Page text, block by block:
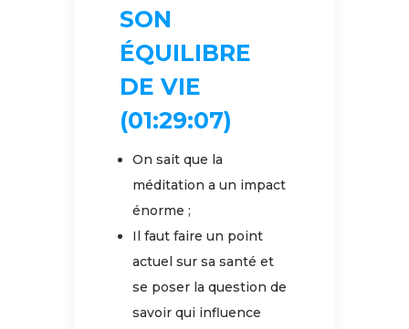
SON
ÉQUILIBRE
DE VIE
(01:29:07)
On sait que la
méditation a un impact
énorme ;
Il faut faire un point
actuel sur sa santé et
se poser la question de
savoir qui influence